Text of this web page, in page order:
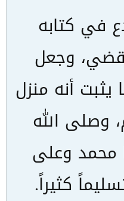
في كتابه
وجعل
يثبت أنه منزل
وصلى الله
محمد وعلى
كثيراً.